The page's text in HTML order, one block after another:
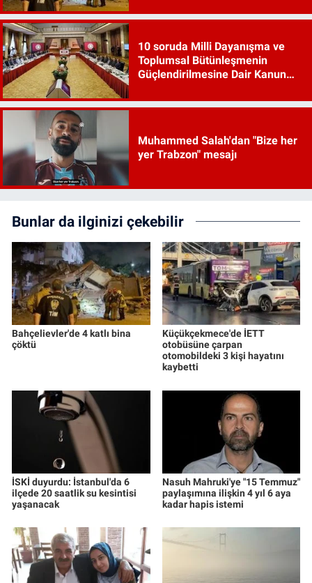
10 soruda Milli Dayanışma ve
Toplumsal Bütünleşmenin
Güçlendirilmesine Dair Kanun
Muhammed Salah'dan "Bize her
yer Trabzon" mesajı
Bunlar da ilginizi çekebilir
Bahçelievler'de 4 katlı bina
çöktü
Küçükçekmece'de İETT
otobüsüne çarpan
otomobildeki 3 kişi hayatını
kaybetti
İSKİ duyurdu: İstanbul'da 6
ilçede 20 saatlik su kesintisi
yaşanacak
Nasuh Mahruki'ye "15 Temmuz"
paylaşımına ilişkin 4 yıl 6 aya
kadar hapis istemi